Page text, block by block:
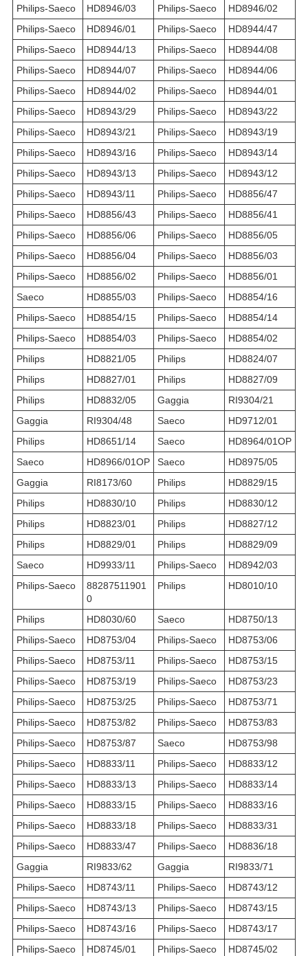
Philips-Saeco
HD8946/03 Philips-Saeco
HD8946/02
Philips-Saeco
HD8946/01 Philips-Saeco
HD8944/47
Philips-Saeco
HD8944/13 Philips-Saeco
HD8944/08
Philips-Saeco
HD8944/07 Philips-Saeco
HD8944/06
Philips-Saeco
HD8944/02 Philips-Saeco
HD8944/01
Philips-Saeco
HD8943/29 Philips-Saeco
HD8943/22
Philips-Saeco
HD8943/21 Philips-Saeco
HD8943/19
Philips-Saeco
HD8943/16 Philips-Saeco
HD8943/14
Philips-Saeco
HD8943/13 Philips-Saeco
HD8943/12
Philips-Saeco
HD8943/11 Philips-Saeco
HD8856/47
Philips-Saeco
HD8856/43 Philips-Saeco
HD8856/41
Philips-Saeco
HD8856/06 Philips-Saeco
HD8856/05
Philips-Saeco
HD8856/04 Philips-Saeco
HD8856/03
Philips-Saeco
HD8856/02 Philips-Saeco
HD8856/01
Saeco
HD8855/03 Philips-Saeco
HD8854/16
Philips-Saeco
HD8854/15 Philips-Saeco
HD8854/14
Philips-Saeco
HD8854/03 Philips-Saeco
HD8854/02
Philips
HD8821/05 Philips
HD8824/07
Philips
HD8827/01 Philips
HD8827/09
Philips
HD8832/05 Gaggia
RI9304/21
Gaggia
RI9304/48 Saeco
HD9712/01
Philips
HD8651/14 Saeco
HD8964/01OP
Saeco
HD8966/01OP Saeco
HD8975/05
Gaggia
RI8173/60 Philips
HD8829/15
Philips
HD8830/10 Philips
HD8830/12
Philips
HD8823/01 Philips
HD8827/12
Philips
HD8829/01 Philips
HD8829/09
Saeco
HD9933/11 Philips-Saeco
HD8942/03
Philips-Saeco
88287511901
0
Philips HD8010/10
Philips HD8030/60 Saeco
HD8750/13
Philips-Saeco
HD8753/04 Philips-Saeco
HD8753/06
Philips-Saeco
HD8753/11 Philips-Saeco
HD8753/15
Philips-Saeco
HD8753/19 Philips-Saeco
HD8753/23
Philips-Saeco
HD8753/25 Philips-Saeco
HD8753/71
Philips-Saeco
HD8753/82 Philips-Saeco
HD8753/83
Philips-Saeco
HD8753/87 Saeco
HD8753/98
Philips-Saeco
HD8833/11 Philips-Saeco
HD8833/12
Philips-Saeco
HD8833/13 Philips-Saeco
HD8833/14
Philips-Saeco
HD8833/15 Philips-Saeco
HD8833/16
Philips-Saeco
HD8833/18 Philips-Saeco
HD8833/31
Philips-Saeco
HD8833/47 Philips-Saeco
HD8836/18
Gaggia
RI9833/62 Gaggia
RI9833/71
Philips-Saeco
HD8743/11 Philips-Saeco
HD8743/12
Philips-Saeco
HD8743/13 Philips-Saeco
HD8743/15
Philips-Saeco
HD8743/16 Philips-Saeco
HD8743/17
Philips-Saeco
HD8745/01 Philips-Saeco HD8745/02